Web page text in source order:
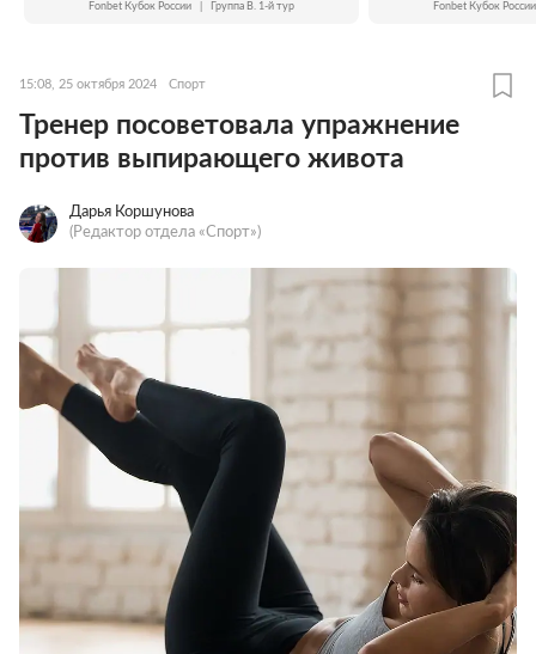
Fonbet Кубок России Группа B. 1-й тур Fonbet Кубок России
15:08, 25 октября 2024 Спорт
Тренер посоветовала упражнение
против выпирающего живота
Дарья Коршунова
(Редактор отдела «Спорт»)